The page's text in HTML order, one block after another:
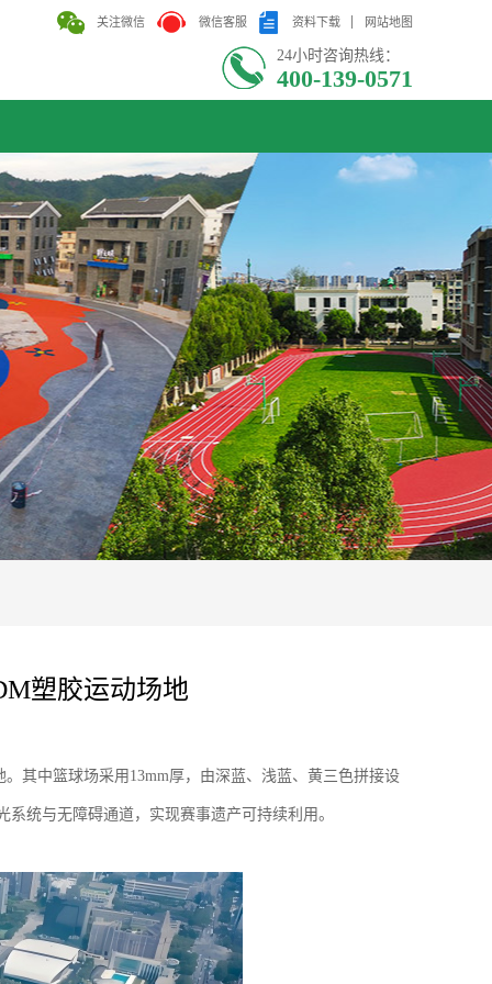
关注微信 微信客服 资料下载 网站地图
24小时咨询热线：
400-139-0571
塑胶运动场地
。其中篮球场采用13mm厚，由深蓝、浅蓝、黄三色拼接设
统与无障碍通道，实现赛事遗产可持续利用。